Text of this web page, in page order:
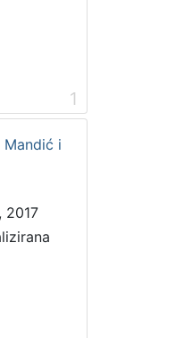
1
Mandić i
2017